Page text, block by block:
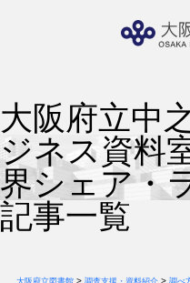
大阪府立中
ジネス資料
界シェア・
記事一覧
大阪府立図書館> 調査支援・資料紹介> 調べ